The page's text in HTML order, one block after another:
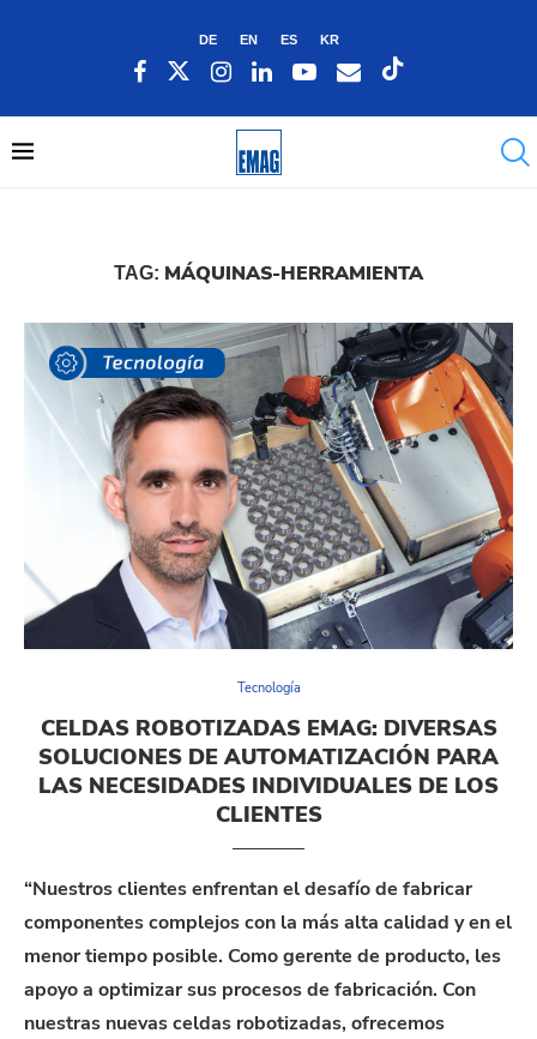
DE EN ES KR
TAG: MÁQUINAS-HERRAMIENTA
Tecnología
CELDAS ROBOTIZADAS EMAG: DIVERSAS
SOLUCIONES DE AUTOMATIZACIÓN PARA
LAS NECESIDADES INDIVIDUALES DE LOS
CLIENTES
“Nuestrosclientesenfrentanel desafío de fabricar
componentes complejos con la más alta calidad y en el
menor tiempo posible. Comogerente de producto, les
apoyoa optimizarsus procesosde fabricación. Con
nuestras nuevasceldas robotizadas, ofrecemos